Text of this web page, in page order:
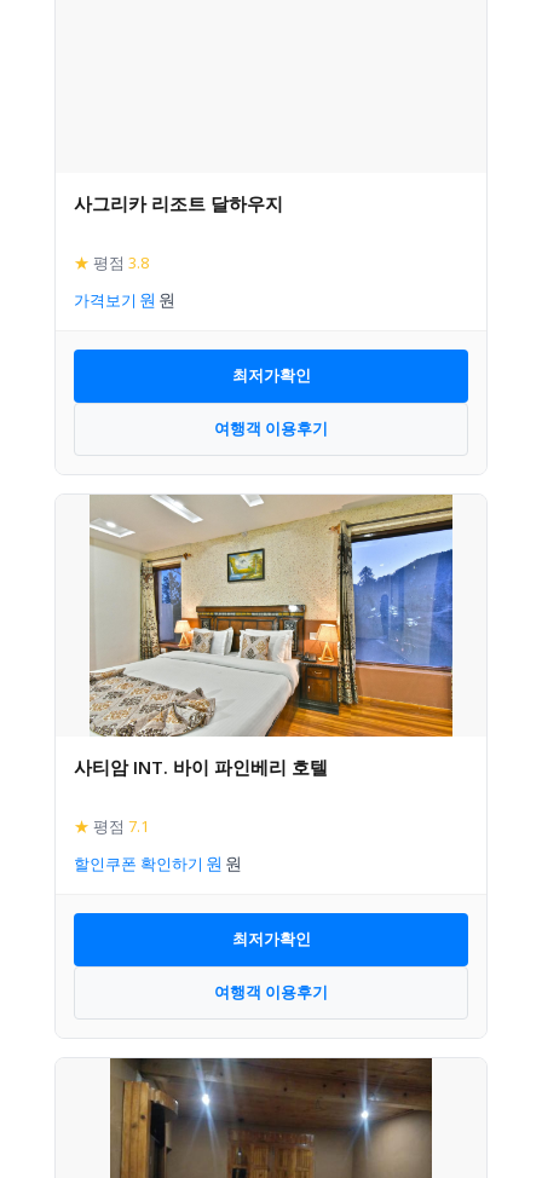
사그리카 리조트 달하우지
★ 평점 3.8
가격보기
최저가확인
여행객 이용후기
사티암 INT. 바이 파인베리 호텔
★ 평점 7.1
할인쿠폰 확인하기
최저가확인
여행객 이용후기